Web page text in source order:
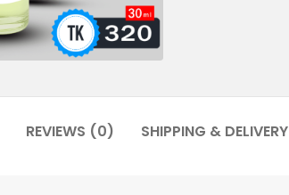
REVIEWS (0) SHIPPING & DELIVERY